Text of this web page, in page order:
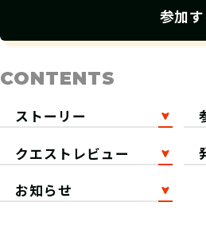
参加
CONTENTS
ストーリー
クエストレビュー
お知らせ